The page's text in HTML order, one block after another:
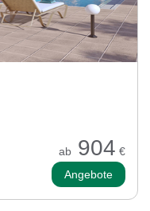
ab 904 €
Angebote